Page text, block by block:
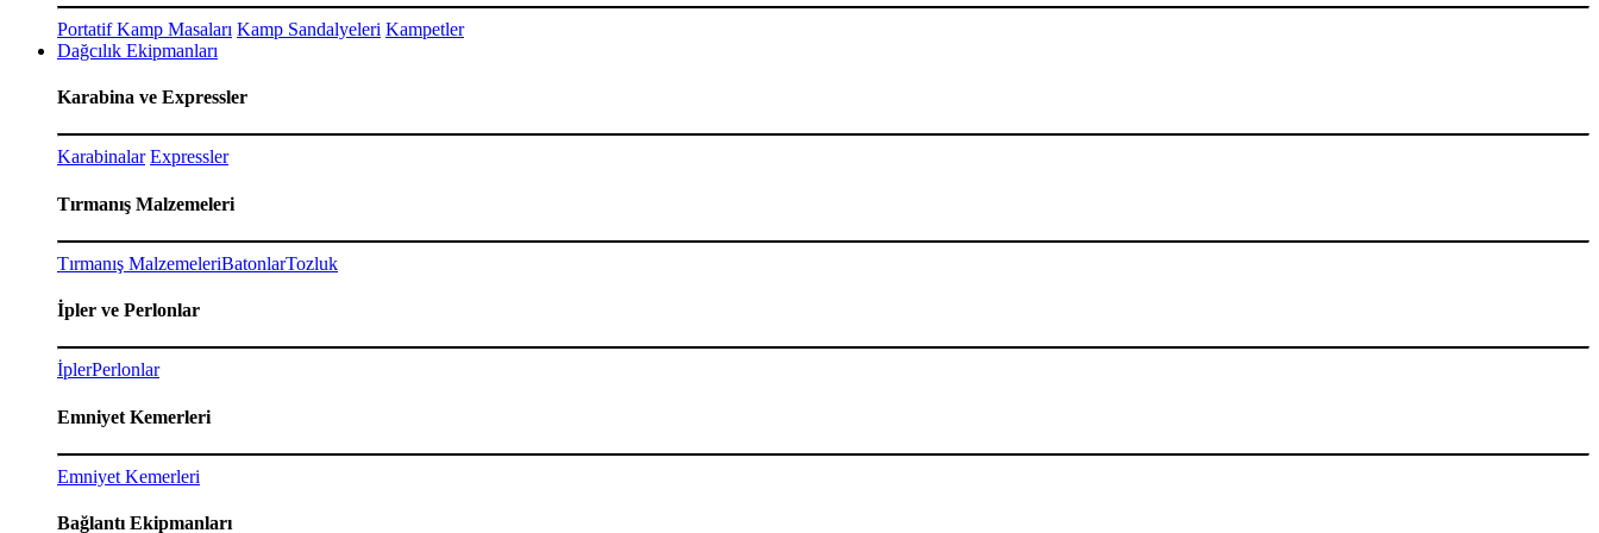
Portatif Kamp Masaları Kamp Sandalyeleri Kampetler
Dağcılık Ekipmanları
Karabina ve Expressler
Karabinalar Expressler
Tırmanış Malzemeleri
Tırmanış MalzemeleriBatonlarTozluk
İpler ve Perlonlar
İplerPerlonlar
Emniyet Kemerleri
Emniyet Kemerleri
Bağlantı Ekipmanları